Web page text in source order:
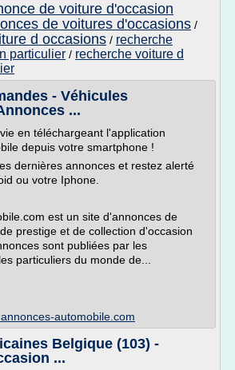
de voiture d'occasion
de voitures d'occasions /
d occasions / recherche
particulier / recherche voiture d
- Véhicules
...
en téléchargeant l'application
depuis votre smartphone !
dernières annonces et restez alerté
ou votre Iphone.
est un site d'annonces de
prestige et de collection d'occasion
sont publiées par les
particuliers du monde de...
automobile.com
Belgique (103) -
...